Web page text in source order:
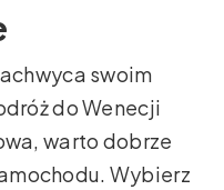
swoim
do Wenecji
warto dobrze
Wybierz